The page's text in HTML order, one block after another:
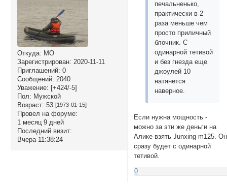
Откуда: МО
Зарегистрирован: 2020-11-11
Приглашений: 0
Сообщений: 2040
Уважение: [+424/-5]
Пол: Мужской
Возраст: 53 [1973-01-15]
Провел на форуме:
1 месяц 9 дней
Последний визит:
Вчера 11:38:24
печальненько,
практически в 2
раза меньше чем
просто приличный
блочник. С
одинарной тетивой
и без гнезда еще
джоулей 10
натянется
наверное.
Если нужна мощность -
можно за эти же деньги на
Алике взять Junxing m125. Он
сразу будет с одинарной
тетивой.
0